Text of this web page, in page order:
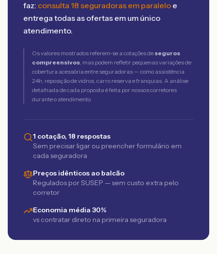
faz: consulta 18 seguradoras em paralelo e
entrega todas as ofertas em um único
atendimento.
Os valores mostrados referem-se a cotações de seguros
compreensivos, mas podem refletir pequenas variações de
cobertura acessória entre seguradoras — como assistência
24h, reposição de vidros, carro reserva e franquias. A análise
detalhada de cada proposta é feita por nossos corretores
durante o atendimento.
1 cotação, 18 respostas
Sem precisar ligar ou preencher formulário em
cada seguradora
Preços idênticos ao balcão
Regulados por SUSEP — sem custo extra pelo
corretor
Economia média 30%
vs contratar direto na primeira seguradora